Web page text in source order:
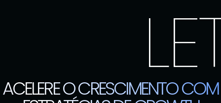
ACELERE O CRESCIMENTO COM